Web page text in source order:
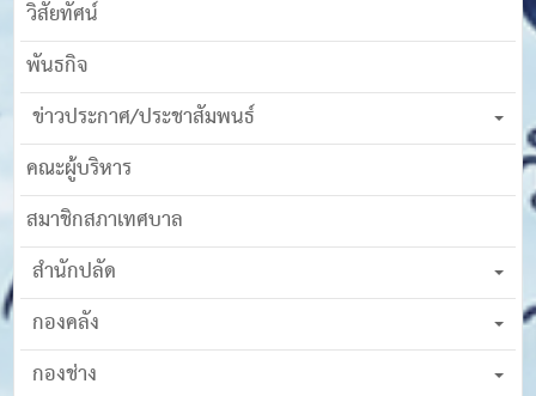
วิสัยทัศน์
พันธกิจ
ข่าวประกาศ/ประชาสัมพนธ์
คณะผู้บริหาร
สมาชิกสภาเทศบาล
สำนักปลัด
กองคลัง
กองช่าง